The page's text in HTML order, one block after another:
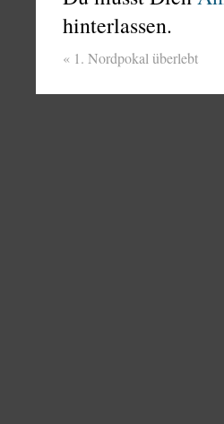
hinterlassen.
« 1. Nordpokal überlebt